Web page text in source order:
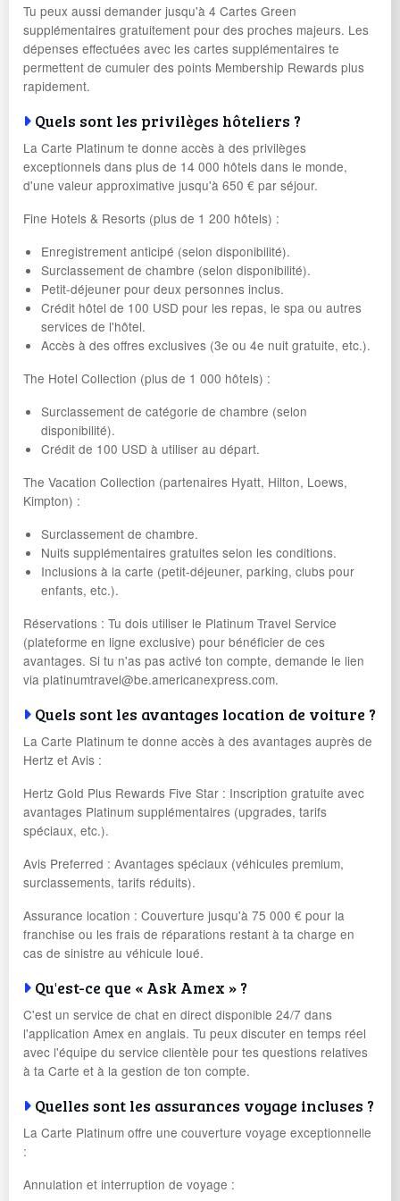
Tu peux aussi demander jusqu'à 4 Cartes Green
supplémentaires gratuitement pour des proches majeurs. Les
dépenses effectuées avec les cartes supplémentaires te
permettent de cumuler des points Membership Rewards plus
rapidement.
Quels sont les privilèges hôteliers ?
La Carte Platinum te donne accès à des privilèges
exceptionnels dans plus de 14 000 hôtels dans le monde,
d'une valeur approximative jusqu'à 650 € par séjour.
Fine Hotels & Resorts (plus de 1 200 hôtels) :
Enregistrement anticipé (selon disponibilité).
Surclassement de chambre (selon disponibilité).
Petit-déjeuner pour deux personnes inclus.
Crédit hôtel de 100 USD pour les repas, le spa ou autres
services de l'hôtel.
Accès à des offres exclusives (3e ou 4e nuit gratuite, etc.).
The Hotel Collection (plus de 1 000 hôtels) :
Surclassement de catégorie de chambre (selon
disponibilité).
Crédit de 100 USD à utiliser au départ.
The Vacation Collection (partenaires Hyatt, Hilton, Loews,
Kimpton) :
Surclassement de chambre.
Nuits supplémentaires gratuites selon les conditions.
Inclusions à la carte (petit-déjeuner, parking, clubs pour
enfants, etc.).
Réservations : Tu dois utiliser le Platinum Travel Service
(plateforme en ligne exclusive) pour bénéficier de ces
avantages. Si tu n'as pas activé ton compte, demande le lien
via platinumtravel@be.americanexpress.com.
Quels sont les avantages location de voiture ?
La Carte Platinum te donne accès à des avantages auprès de
Hertz et Avis :
Hertz Gold Plus Rewards Five Star : Inscription gratuite avec
avantages Platinum supplémentaires (upgrades, tarifs
spéciaux, etc.).
Avis Preferred : Avantages spéciaux (véhicules premium,
surclassements, tarifs réduits).
Assurance location : Couverture jusqu'à 75 000 € pour la
franchise ou les frais de réparations restant à ta charge en
cas de sinistre au véhicule loué.
Qu'est-ce que « Ask Amex » ?
C'est un service de chat en direct disponible 24/7 dans
l'application Amex en anglais. Tu peux discuter en temps réel
avec l'équipe du service clientèle pour tes questions relatives
à ta Carte et à la gestion de ton compte.
Quelles sont les assurances voyage incluses ?
La Carte Platinum offre une couverture voyage exceptionnelle
:
Annulation et interruption de voyage :